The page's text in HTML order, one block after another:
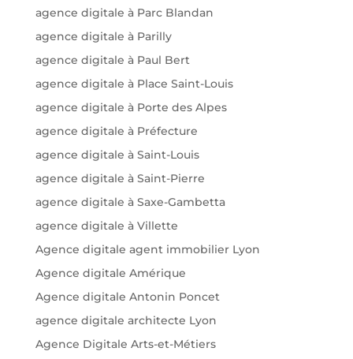
agence digitale à Parc Blandan
agence digitale à Parilly
agence digitale à Paul Bert
agence digitale à Place Saint-Louis
agence digitale à Porte des Alpes
agence digitale à Préfecture
agence digitale à Saint-Louis
agence digitale à Saint-Pierre
agence digitale à Saxe-Gambetta
agence digitale à Villette
Agence digitale agent immobilier Lyon
Agence digitale Amérique
Agence digitale Antonin Poncet
agence digitale architecte Lyon
Agence Digitale Arts-et-Métiers